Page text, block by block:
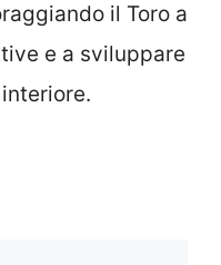
il Toro a
e a sviluppare